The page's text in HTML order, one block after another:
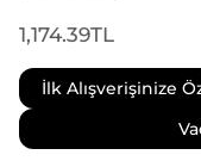
1,174.39TL
İlk Alışverişinize